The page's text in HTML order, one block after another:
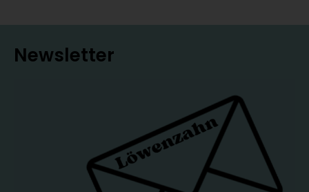
Singh hat sein Wissen durch jahrelanges
Ausprobieren erworben und teilt es
regelmäßig mit seinen mittlerweile rund
217.000 Abonnent*innen seines YouTube-
Kanals „SelfBio". Durch den ständigen
Austausch mit seiner Community weiß er,
Newsletter